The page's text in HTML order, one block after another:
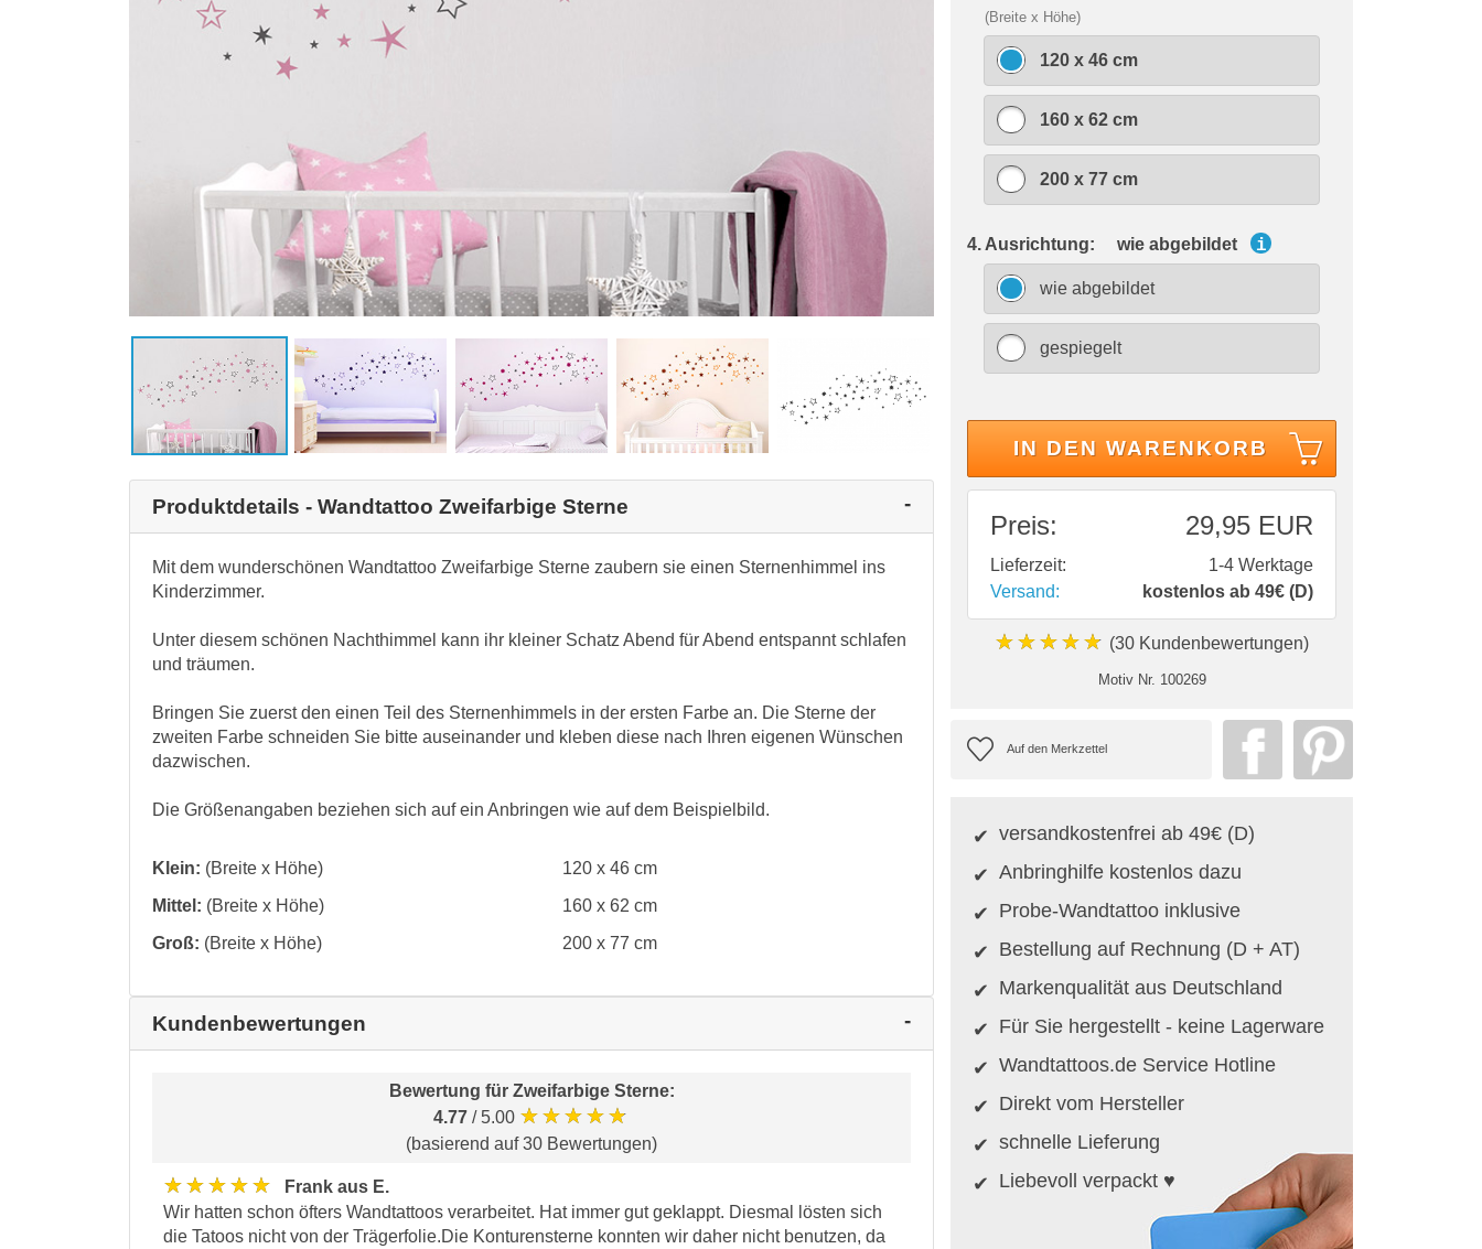
Produktdetails - Wandtattoo Zweifarbige Sterne
Mit dem wunderschönen Wandtattoo Zweifarbige Sterne zaubern sie einen Sternenhimmel ins
Kinderzimmer.
Unter diesem schönen Nachthimmel kann ihr kleiner Schatz Abend für Abend entspannt schlafen
und träumen.
Bringen Sie zuerst den einen Teil des Sternenhimmels in der ersten Farbe an. Die Sterne der
zweiten Farbe schneiden Sie bitte auseinander und kleben diese nach Ihren eigenen Wünschen
dazwischen.
Die Größenangaben beziehen sich auf ein Anbringen wie auf dem Beispielbild.
Klein: (Breite x Höhe)
120 x 46 cm
Mittel: (Breite x Höhe)
160 x 62 cm
Groß: (Breite x Höhe) 200 x 77 cm
Kundenbewertungen
Bewertung für Zweifarbige Sterne:
4.77 / 5.00 ★★★★★
(basierend auf 30 Bewertungen)
★★★★★
Frank aus E.
Wir hatten schon öfters Wandtattoos verarbeitet. Hat immer gut geklappt. Diesmal lösten sich
die Tatoos nicht von der Trägerfolie.Die Konturensterne konnten wir daher nicht benutzen, da
(Breite x Höhe)
120 x 46 cm
160 x 62 cm
200 x 77 cm
4. Ausrichtung: wie abgebildet i
wie abgebildet
gespiegelt
IN DEN WARENKORB
Preis: 29,95 EUR
Lieferzeit:
1-4 Werktage
Versand:
kostenlos ab 49€ (D)
★★★★★ (30 Kundenbewertungen)
Motiv Nr. 100269
versandkostenfrei ab 49€ (D)
Anbringhilfe kostenlos dazu
Probe-Wandtattoo inklusive
Bestellung auf Rechnung (D + AT)
Markenqualität aus Deutschland
Für Sie hergestellt - keine Lagerware
Wandtattoos.de Service Hotline
Direkt vom Hersteller
schnelle Lieferung
Liebevoll verpackt ♥